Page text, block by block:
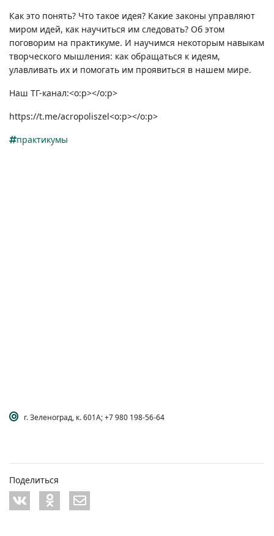
Как это понять? Что такое идея? Какие законы управляют
миром идей, как научиться им следовать? Об этом
поговорим на практикуме. И научимся некоторым навыкам
творческого мышления: как обращаться к идеям,
улавливать их и помогать им проявиться в нашем мире.
Наш ТГ-канал:<o:p></o:p>
https://t.me/acropoliszel<o:p></o:p>
практикумы
г. Зеленоград, к. 601А; +7 980 198-56-64
Поделиться